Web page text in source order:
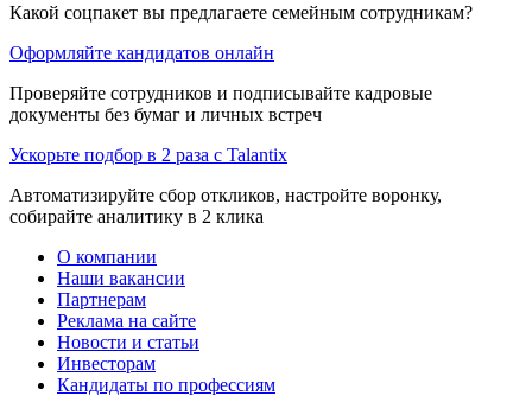
Какой соцпакет вы предлагаете семейным сотрудникам?
Оформляйте кандидатов онлайн
Проверяйте сотрудников и подписывайте кадровые
документы без бумаг и личных встреч
Ускорьте подбор в 2 раза с Talantix
Автоматизируйте сбор откликов, настройте воронку,
собирайте аналитику в 2 клика
О компании
Наши вакансии
Партнерам
Реклама на сайте
Новости и статьи
Инвесторам
Кандидаты по профессиям